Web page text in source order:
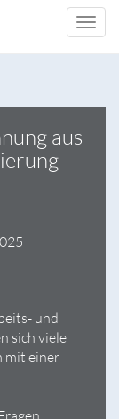
aus
und
sich viele
mit einer